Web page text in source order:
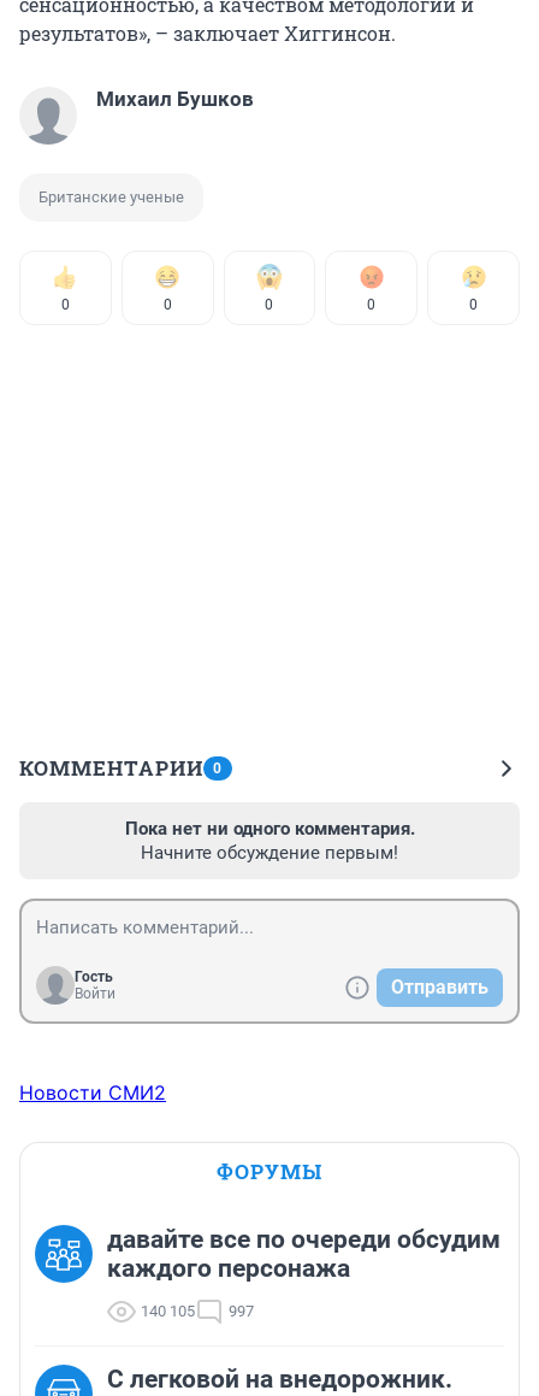
результатов», – заключает Хиггинсон.
Михаил Бушков
Британские ученые
0 0 0 0 0
КОММЕНТАРИИ 0
Пока нет ни одного комментария.
Начните обсуждение первым!
Гость
Войти
Отправить
Новости СМИ2
ФОРУМЫ
давайте все по очереди обсудим
каждого персонажа
140 105 997
C легковой на внедорожник.